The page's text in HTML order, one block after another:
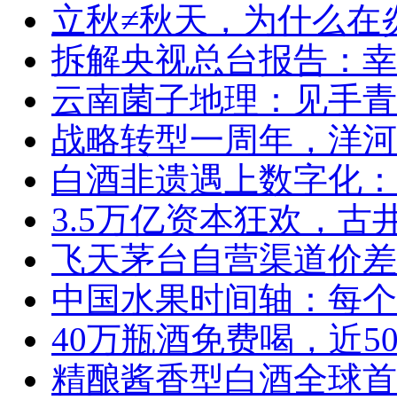
立秋≠秋天，为什么在
拆解央视总台报告：
云南菌子地理：见手
战略转型一周年，洋
白酒非遗遇上数字化
3.5万亿资本狂欢，古
飞天茅台自营渠道价
中国水果时间轴：每
40万瓶酒免费喝，近
精酿酱香型白酒全球